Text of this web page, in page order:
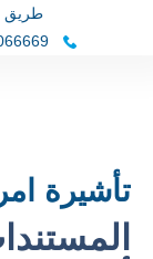
طريق
تأشيرة